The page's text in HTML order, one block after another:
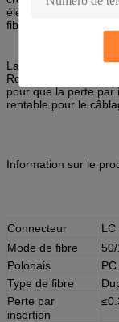
électronique et
fibre.
La corde de
RoHS conforme, et
pour que la perte par
rentable pour le
Information sur le
Connecteur LC
Mode de fibre
Polonais
Type de fibre
Perte par
insertion